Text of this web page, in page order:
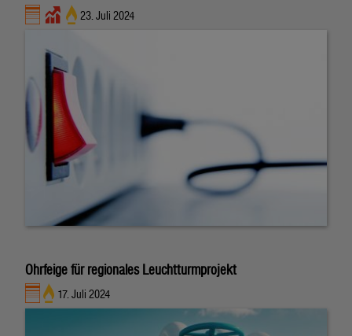
23. Juli 2024
Ohrfeige für regionales Leuchtturmprojekt
17. Juli 2024